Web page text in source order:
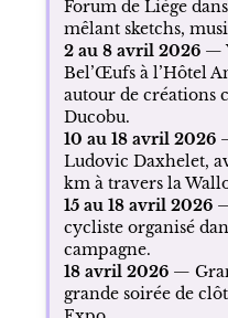
Forum de Liège
mêlant sketchs,
2 au 8 avril 2026—
Bel’Œufs à l’Hôtel
autour de créations
Ducobu.
10 au 18 avril 2026
Ludovic Daxhelet,
km à travers la
15 au 18 avril 2026—
cycliste organisé
campagne.
18 avril 2026—
grande soirée de